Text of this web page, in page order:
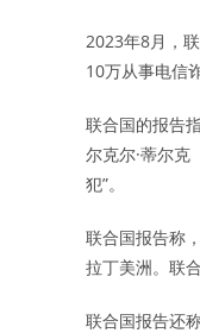
2023年8月，
10万从事电信
联合国的报告
尔克尔·蒂尔
犯”。
联合国报告称
拉丁美洲。联
联合国报告还